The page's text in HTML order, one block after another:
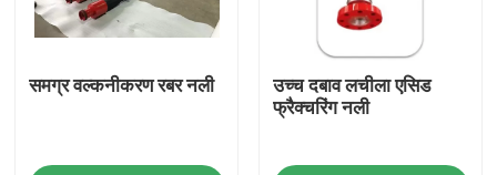
समग्र वल्कनीकरण रबर नली
उच्च दबाव लचीला एसिड
फ्रैक्चरिंग नली